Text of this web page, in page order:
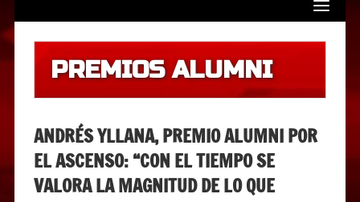
PREMIOS ALUMNI
ANDRÉS YLLANA, PREMIO ALUMNI POR
EL ASCENSO: “CON EL TIEMPO SE
VALORA LA MAGNITUD DE LO QUE